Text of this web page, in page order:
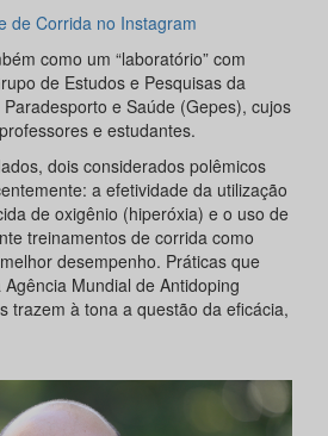
de Corrida no Instagram
como um “laboratório” com
de Estudos e Pesquisas da
e Saúde (Gepes), cujos
e estudantes.
dois considerados polêmicos
a efetividade da utilização
de oxigênio (hiperóxia) e o uso de
treinamentos de corrida como
desempenho. Práticas que
Mundial de Antidoping
trazem à tona a questão da eficácia,